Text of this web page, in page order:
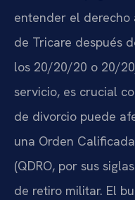
entender el
de Tricare después
los 20/20/20 o 20/
servicio, es crucial
de divorcio puede
una Orden
(QDRO, por sus
de retiro militar. El